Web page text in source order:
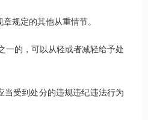
规定的其他从重情节。
的，可以从轻或者减轻给予处
受到处分的违规违纪违法行为